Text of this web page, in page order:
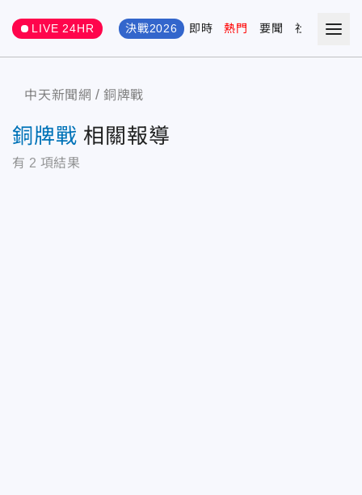
LIVE 24HR 決戰2026 即時 熱門 要聞 社會 娛樂
中天新聞網 銅牌戰
銅牌戰 相關報導
有 2 項結果